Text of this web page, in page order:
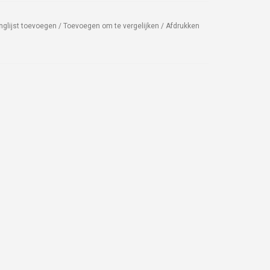
toevoegen / Toevoegen om te vergelijken / Afdrukken